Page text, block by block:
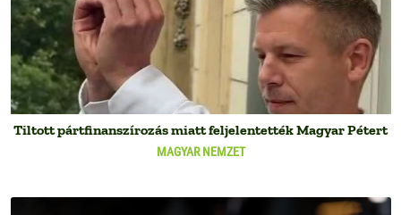
MAGYAR NEMZET
Tiltott pártfinanszírozás miatt feljelentették Magyar Pétert